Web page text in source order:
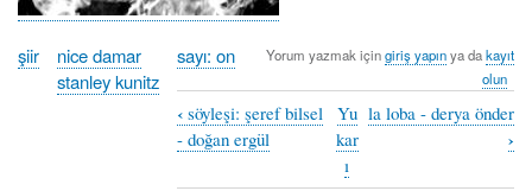
şiir
nice damar
stanley kunitz
sayı: on Yorum yazmak içingiriş yapınya dakayıt
olun
‹söyleşi: şeref bilsel
- doğan ergül
Yu
kar
ı
la loba - derya önder
›